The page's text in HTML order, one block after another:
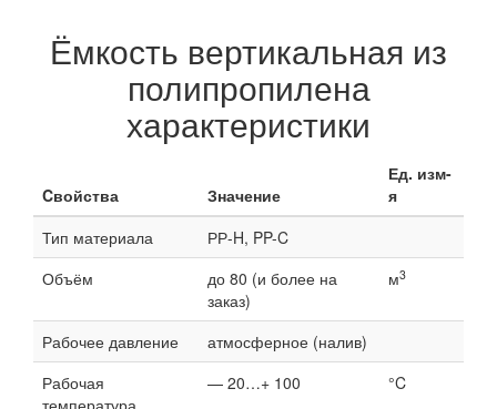
Ёмкость вертикальная из
полипропилена
характеристики
Cвойства Значение
Ед. изм-
я
Тип материала
РР-H, PP-C
Объём
до 80 (и более на
заказ)
м3
Рабочее давление
атмосферное (налив)
Рабочая
температура
— 20…+ 100 °C